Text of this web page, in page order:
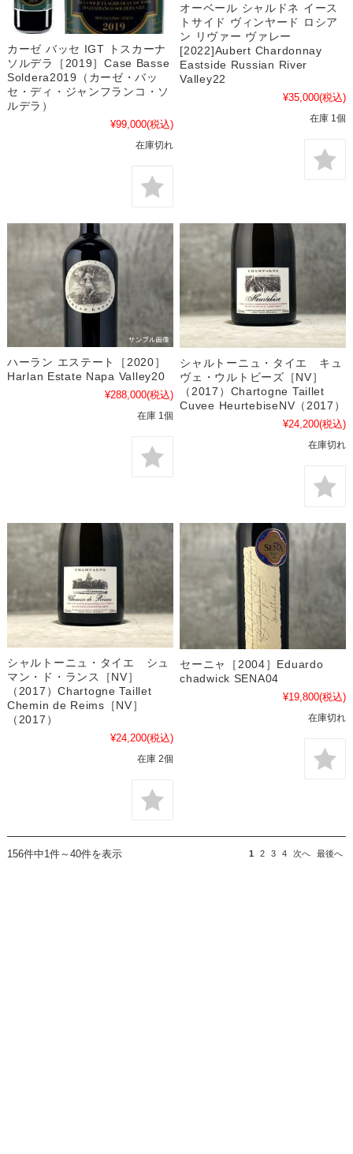
カーゼ バッセ IGT トスカーナ
ソルデラ［2019］Case Basse
Soldera2019（カーゼ・バッ
セ・ディ・ジャンフランコ・ソ
ルデラ）
¥99,000(税込)
在庫切れ
オーベール シャルドネ イース
トサイド ヴィンヤード ロシア
ン リヴァー ヴァレー
[2022]Aubert Chardonnay
Eastside Russian River
Valley22
¥35,000(税込)
在庫 1個
ハーラン エステート［2020］
Harlan Estate Napa Valley20
¥288,000(税込)
在庫 1個
シャルトーニュ・タイエ キュ
ヴェ・ウルトビーズ［NV］
（2017）Chartogne Taillet
Cuvee HeurtebiseNV（2017）
¥24,200(税込)
在庫切れ
シャルトーニュ・タイエ シュ
マン・ド・ランス［NV］
（2017）Chartogne Taillet
Chemin de Reims［NV］
（2017）
¥24,200(税込)
在庫 2個
セーニャ［2004］Eduardo
chadwick SENA04
¥19,800(税込)
在庫切れ
156件中1件～40件を表示 1 2 3 4 次へ 最後へ